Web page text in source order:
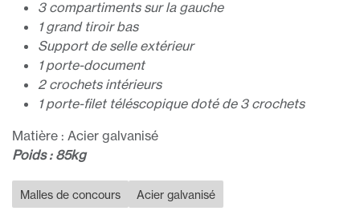
3 compartiments sur la gauche
1 grand tiroir bas
Support de selle extérieur
1 porte-document
2 crochets intérieurs
1 porte-filet téléscopique doté de 3 crochets
Matière : Acier galvanisé
Poids : 85kg
Malles de concours Acier galvanisé